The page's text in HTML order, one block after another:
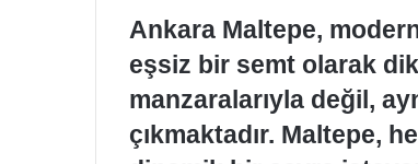
Ankara Maltepe,
eşsiz bir semt olarak
manzaralarıyla değil,
çıkmaktadır. Maltepe,